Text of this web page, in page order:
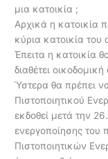
μια κατοικία ;
Αρχικά η κατοικία
κύρια κατοικία του
Έπειτα η κατοικία
διαθέτει οικοδομική
Ύστερα θα πρέπει
Πιστοποιητικού
εκδοθεί μετά την
ενεργοποίησης του
Πιστοποιητικών